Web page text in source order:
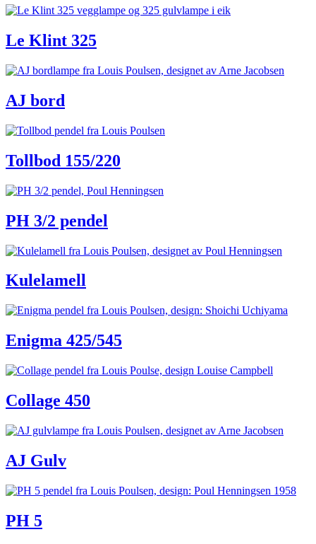
Le Klint 325
AJ bord
Tollbod 155/220
PH 3/2 pendel
Kulelamell
Enigma 425/545
Collage 450
AJ Gulv
PH 5